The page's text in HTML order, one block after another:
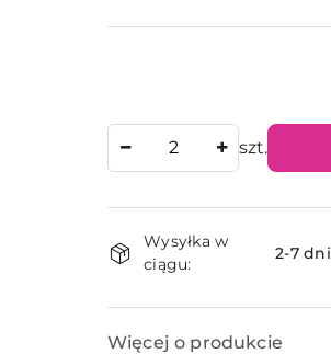
szt.
i
Wysyłka w
ciągu:
2-7 dni
Więcej o produkcie